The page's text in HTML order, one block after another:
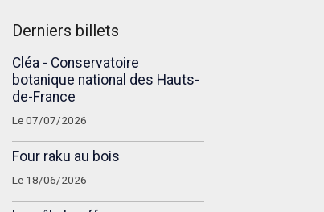
Derniers billets
Cléa - Conservatoire
botanique national des Hauts-
de-France
Le 07/07/2026
Four raku au bois
Le 18/06/2026